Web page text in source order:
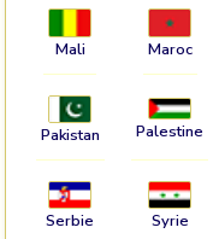
Mali Maroc
Pakistan Palestine
Serbie Syrie